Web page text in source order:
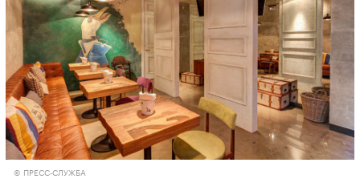
© ПРЕСС-СЛУЖБА